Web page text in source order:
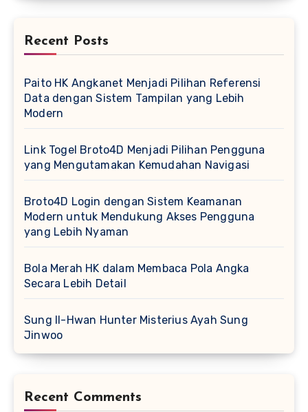
Recent Posts
Paito HK Angkanet Menjadi Pilihan Referensi
Data dengan Sistem Tampilan yang Lebih
Modern
Link Togel Broto4D Menjadi Pilihan Pengguna
yang Mengutamakan Kemudahan Navigasi
Broto4D Login dengan Sistem Keamanan
Modern untuk Mendukung Akses Pengguna
yang Lebih Nyaman
Bola Merah HK dalam Membaca Pola Angka
Secara Lebih Detail
Sung Il-Hwan Hunter Misterius Ayah Sung
Jinwoo
Recent Comments